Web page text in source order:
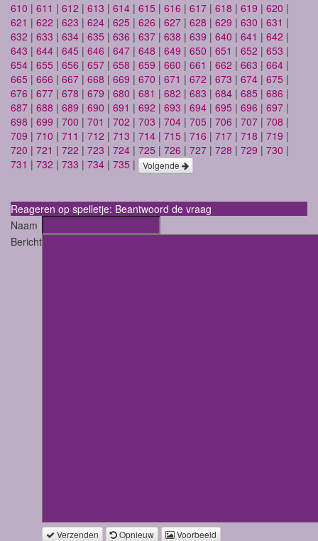
610 | 611 | 612 | 613 | 614 | 615 | 616 | 617 | 618 | 619 | 620 |
621 | 622 | 623 | 624 | 625 | 626 | 627 | 628 | 629 | 630 | 631 |
632 | 633 | 634 | 635 | 636 | 637 | 638 | 639 | 640 | 641 | 642 |
643 | 644 | 645 | 646 | 647 | 648 | 649 | 650 | 651 | 652 | 653 |
654 | 655 | 656 | 657 | 658 | 659 | 660 | 661 | 662 | 663 | 664 |
665 | 666 | 667 | 668 | 669 | 670 | 671 | 672 | 673 | 674 | 675 |
676 | 677 | 678 | 679 | 680 | 681 | 682 | 683 | 684 | 685 | 686 |
687 | 688 | 689 | 690 | 691 | 692 | 693 | 694 | 695 | 696 | 697 |
698 | 699 | 700 | 701 | 702 | 703 | 704 | 705 | 706 | 707 | 708 |
709 | 710 | 711 | 712 | 713 | 714 | 715 | 716 | 717 | 718 | 719 |
720 | 721 | 722 | 723 | 724 | 725 | 726 | 727 | 728 | 729 | 730 |
731 | 732 | 733 | 734 | 735 | Volgende
Reageren op spelletje: Beantwoord de vraag
Naam
Bericht
Verzenden Opnieuw Voorbeeld